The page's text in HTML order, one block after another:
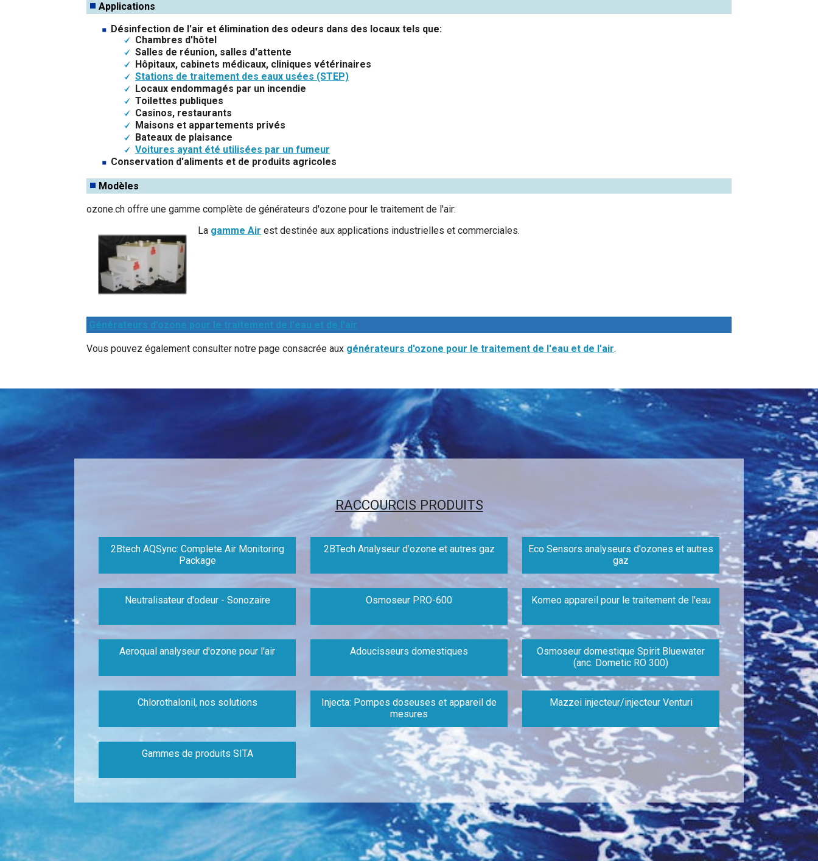
Applications
Désinfection de l'air et élimination des odeurs dans des locaux tels que:
Chambres d'hôtel
Salles de réunion, salles d'attente
Hôpitaux, cabinets médicaux, cliniques vétérinaires
Stations de traitement des eaux usées (STEP)
Locaux endommagés par un incendie
Toilettes publiques
Casinos, restaurants
Maisons et appartements privés
Bateaux de plaisance
Voitures ayant été utilisées par un fumeur
Conservation d'aliments et de produits agricoles
Modèles
ozone.ch offre une gamme complète de générateurs d'ozone pour le traitement de l'air:
La gamme Air est destinée aux applications industrielles et commerciales.
Générateurs d'ozone pour le traitement de l'eau et de l'air
Vous pouvez également consulter notre page consacrée aux générateurs d'ozone pour le traitement de l'eau et de l'air.
RACCOURCIS PRODUITS
2Btech AQSync: Complete Air Monitoring
Package
2BTech Analyseur d'ozone et autres gaz
Eco Sensors analyseurs d'ozones et autres
gaz
Neutralisateur d'odeur - Sonozaire Osmoseur PRO-600 Komeo appareil pour le traitement de l'eau
Aeroqual analyseur d'ozone pour l'air Adoucisseurs domestiques
Osmoseur domestique Spirit Bluewater
(anc. Dometic RO 300)
Chlorothalonil, nos solutions
Injecta: Pompes doseuses et appareil de
mesures
Mazzei injecteur/injecteur Venturi
Gammes de produits SITA